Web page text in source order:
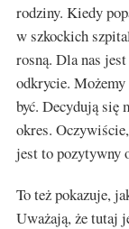
rodziny. Kiedy
w szkockich
rosną. Dla nas
odkrycie.
być. Decydują się
okres.
jest to pozytywny
To też pokazuje,
Uważają, że tutaj